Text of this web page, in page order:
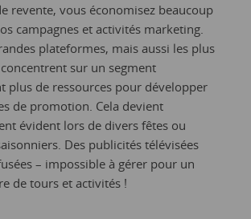
revente, vous économisez beaucoup
campagnes et activités marketing.
plateformes, mais aussi les plus
sur un segment
plus de ressources pour développer
de promotion. Cela devient
évident lors de divers fêtes ou
Des publicités télévisées
– impossible à gérer pour un
de tours et activités !